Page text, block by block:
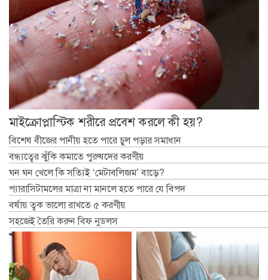
মাইক্রোপ্লাস্টিক শরীরে প্রবেশ করলে কী হয়?
বিশেষ বীজের পানীয় হতে পারে চুল পড়ার সমাধান
বন্ধ্যত্বের ঝুঁকি কমাতে পুরুষদের করণীয়
ঘন ঘন খেলে কি সত্যিই ‘মেটাবলিজম’ বাড়ে?
প্যারাসিটামলের মাত্রা না মানলে হতে পারে যে বিপদ
বর্ষায় ত্বক ভালো রাখতে ৫ করণীয়
সহজেই তৈরি করুন বিফ নুডলস